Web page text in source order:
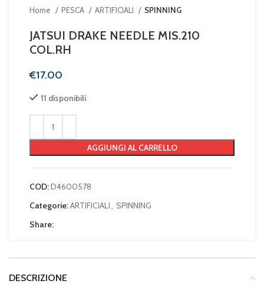
Home PESCA ARTIFICIALI SPINNING
JATSUI DRAKE NEEDLE MIS.210
COL.RH
€
11 disponibili
AGGIUNGI AL CARRELLO
COD:D4600578
Categorie:ARTIFICIALI, SPINNING
Share:
DESCRIZIONE